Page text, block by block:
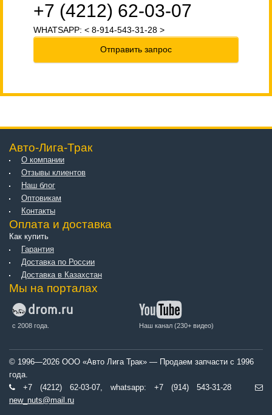
+7 (4212) 62-03-07
WHATSAPP: < 8-914-543-31-28 >
Отправить запрос
Авто-Лига-Трак
О компании
Отзывы клиентов
Наш блог
Оптовикам
Контакты
Оплата и доставка
Как купить
Гарантия
Доставка по России
Доставка в Казахстан
Мы на порталах
с 2008 года. Наш канал (230+ видео)
© 1996—2026 ООО «Авто Лига Трак» — Продаем запчасти с 1996
года.
+7 (4212) 62-03-07, whatsapp: +7 (914) 543-31-28
new_nuts@mail.ru